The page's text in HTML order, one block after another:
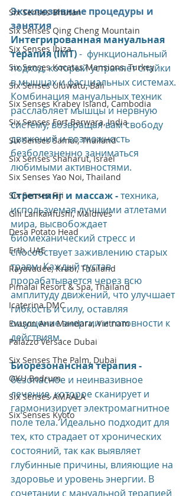
Six Senses Bhutan
Six Senses Qing Cheng Mountain
Six Senses Ibiza
Six Senses Kocatas Mansions, Turkey
Six Senses Uluwatu, Bali
Six Senses Krabey Island, Cambodia
Six Senses Fort Barwara, India
Six Senses Samui, Thailand
Six Senses Shaharut, Israel
Six Senses Yao Noi, Thailand
Six Senses Fiji
Gili Lankanfushi, Maldives
Desa Potato Head
Erth, UAE
Rayavadee, Krabi, Thailand
Pimalai Resort & Spa, Thailand
Icaterina DMC
Evason Ana Mandara, Vietnam
Palazzo Versace Dubai
Six Senses The Palm, Dubai
OKU Bodrum
Six Senses AMAALA
Six Senses Kyoto
Эксклюзивные процедуры и
занятия
Интегрированная мануальная
терапия (IMT) -  функциональный
подход, который устраняет спайки
в мышцах и фасциальных системах.
Комбинация мануальных техник
расслабляет мышцы и нервную
систему, возвращая вам свободу
движений и возможность
безболезненно заниматься
любимыми активностями.
Стретчинг и массаж - техника,
используемая лучшими атлетами
мира, высвобождает
биомеханический стресс и
способствует заживлению старых
травм. Каждый сустав
прорабатывается через всю
амплитуду движений, что улучшает
гибкость и силу, оставляя
ощущение энергии и готовности к
действиям.
Биорезонансная терапия -
безопасное и неинвазивное
лечение, которое сканирует и
гармонизирует электромагнитное
поле тела. Идеально подходит для
тех, кто страдает от хронических
состояний, так как выявляет
глубинные причины, влияющие на
здоровье и уровень энергии. В
сочетании с мануальной терапией